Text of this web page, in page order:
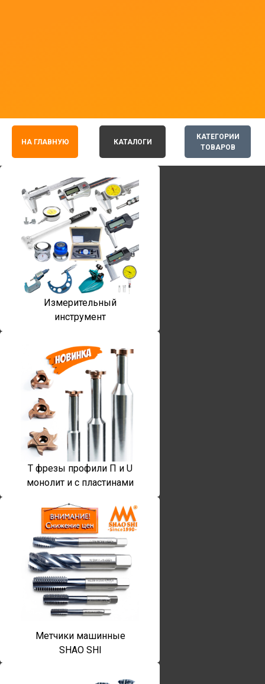
КАТЕГОРИИ
ТОВАРОВ
НА ГЛАВНУЮ КАТАЛОГИ
Измерительный
инструмент
T фрезы профили П и U
монолит и с пластинами
Метчики машинные
SHAO SHI